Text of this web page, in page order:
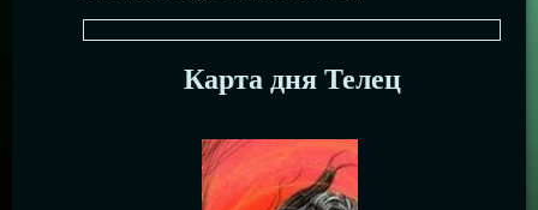
Карта дня Телец